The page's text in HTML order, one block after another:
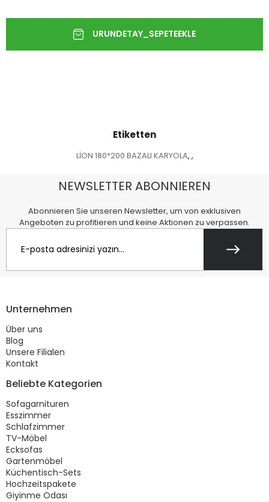
Etiketten
LİON 180*200 BAZALI KARYOLA, ,
NEWSLETTER ABONNIEREN
Abonnieren Sie unseren Newsletter, um von exklusiven
Angeboten zu profitieren und keine Aktionen zu verpassen.
Unternehmen
Über uns
Blog
Unsere Filialen
Kontakt
Beliebte Kategorien
Sofagarnituren
Esszimmer
Schlafzimmer
TV-Möbel
Ecksofas
Gartenmöbel
Küchentisch-Sets
Hochzeitspakete
Giyinme Odası